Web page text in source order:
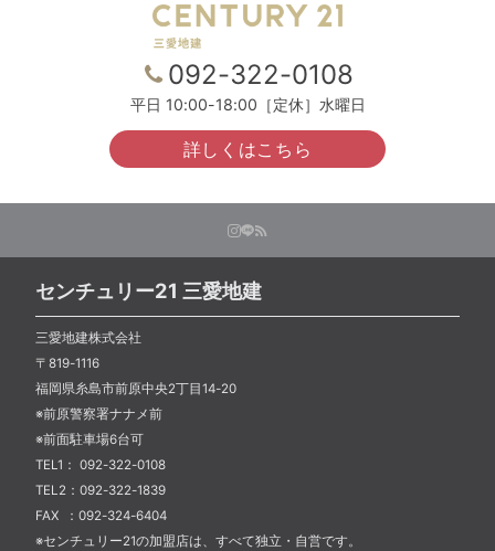
092-322-0108
平日 10:00-18:00［定休］水曜日
詳しくはこちら
センチュリー21 三愛地建
三愛地建株式会社
〒819-1116
福岡県糸島市前原中央2丁目14-20
※前原警察署ナナメ前
※前面駐車場6台可
TEL1： 092-322-0108
TEL2：092-322-1839
FAX ：092-324-6404
※センチュリー21の加盟店は、すべて独立・自営です。